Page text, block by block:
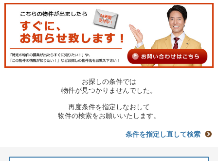
お探しの条件では
物件が見つかりませんでした。
再度条件を指定しなおして
物件の検索をお願いいたします。
条件を指定し直して検索